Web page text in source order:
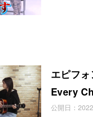
エピフ
Every
公開日：